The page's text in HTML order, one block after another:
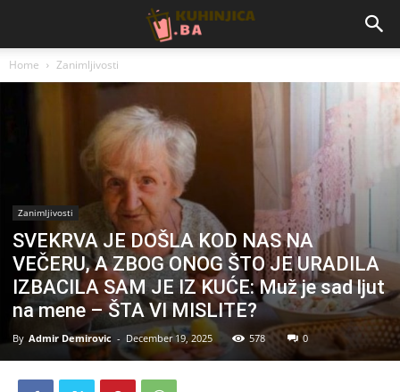
Home Zanimljivosti
Zanimljivosti
SVEKRVA JE DOŠLA KOD NAS NA
VEČERU, A ZBOG ONOG ŠTO JE URADILA
IZBACILA SAM JE IZ KUĆE: Muž je sad ljut
na mene – ŠTA VI MISLITE?
By Admir Demirovic - December 19, 2025 578 0